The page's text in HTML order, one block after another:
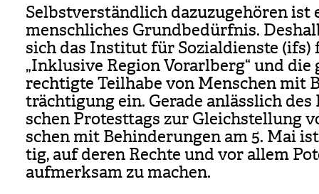
Selbst­ver­ständ­lich dazu­zu­ge­hö­ren ist
mensch­li­ches Grund­be­dürf­nis.
sich das Insti­tut für Sozi­al­dienste (ifs)
„Inklu­sive Region Vor­arl­berg“ und
rech­tigte Teil­habe von Men­schen mit
träch­ti­gung ein. Gerade anläss­lich
schen Pro­test­tags zur Gleich­stel­lung
schen mit Behin­de­run­gen am 5. Mai
tig, auf deren Rechte und vor allem
auf­merk­sam zu machen.